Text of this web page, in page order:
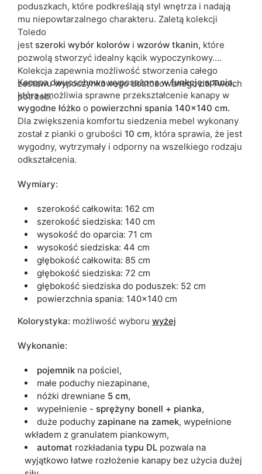
Ze względu na proces produkcyjny i właściwości materiałów,
możliwe są tolerancje wymiarowe na poziomie +/- 2–3 cm.
poduszkach, które podkreślają styl wnętrza i nadają
mu niepowtarzalnego charakteru. Zaletą kolekcji
Toledo
jest szeroki wybór kolorów i wzorów tkanin, które
pozwolą stworzyć idealny kącik wypoczynkowy.
Kolekcja zapewnia możliwość stworzenia całego
zestawu wypoczynkowego dostosowanego do Twoich
potrzeb.
Kanapa dwuosobowa wyposażona wfunkcję spania,
która umożliwia sprawne przekształcenie kanapy w
wygodne łóżko o powierzchni spania 140x140 cm.
Dla zwiększenia komfortu siedzenia mebel wykonany
został z pianki o grubości 10 cm, która sprawia, że jest
wygodny, wytrzymały i odporny na wszelkiego rodzaju
odkształcenia.
Wymiary:
szerokość całkowita: 162 cm
szerokość siedziska: 140 cm
wysokość do oparcia: 71 cm
wysokość siedziska: 44 cm
głębokość całkowita: 85 cm
głębokość siedziska: 72 cm
głębokość siedziska do poduszek: 52 cm
powierzchnia spania: 140x140 cm
Kolorystyka: możliwość wyboru wyżej
Wykonanie:
pojemnik na pościel,
małe poduchy niezapinane,
nóżki drewniane 5 cm,
wypełnienie - sprężyny bonell + pianka,
duże poduchy zapinane na zamek, wypełnione
wkładem z granulatem piankowym,
automat rozkładania typu DL pozwala na
wyjątkowo łatwe rozłożenie kanapy bez użycia dużej